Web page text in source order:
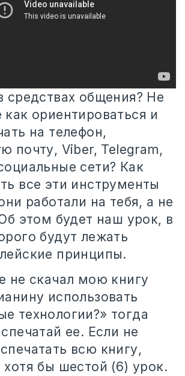
средствах общения? Не
ориентироваться и
на телефон,
почту, Viber, Telegram,
сети? Как
все эти инструменты
работали на тебя, а не
этом будет наш урок, в
будут лежать
принципы.
не скачал мою книгу
использовать
технологии?» тогда
ее. Если не
всю книгу,
хотя бы шестой (6) урок.